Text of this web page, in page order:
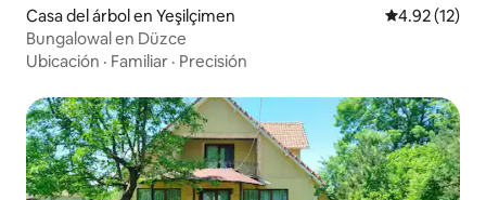
Casa del árbol en Yeşilçimen Calificación
4.92 (12)
Bungalowal en Düzce
Ubicación · Familiar · Precisión